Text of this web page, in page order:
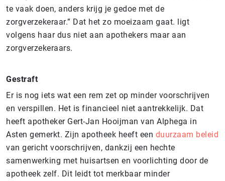
te vaak doen, anders krijg je gedoe met de
zorgverzekeraar.” Dat het zo moeizaam gaat. ligt
volgens haar dus niet aan apothekers maar aan
zorgverzekeraars.
Gestraft
Er is nog iets wat een rem zet op minder voorschrijven
en verspillen. Het is financieel niet aantrekkelijk. Dat
heeft apotheker Gert-Jan Hooijman van Alphega in
Asten gemerkt. Zijn apotheek heeft een duurzaam beleid
van gericht voorschrijven, dankzij een hechte
samenwerking met huisartsen en voorlichting door de
apotheek zelf. Dit leidt tot merkbaar minder